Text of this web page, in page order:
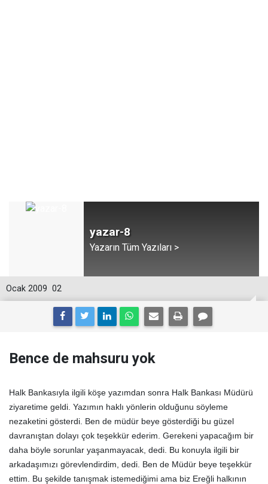
yazar-8
Yazarın Tüm Yazıları >
02
Ocak 2009
Bence de mahsuru yok
Halk Bankasıyla ilgili köşe yazımdan sonra Halk Bankası Müdürü
ziyaretime geldi. Yazımın haklı yönlerin olduğunu söyleme
nezaketini gösterdi. Ben de müdür beye gösterdiği bu güzel
davranıştan dolayı çok teşekkür ederim. Gerekeni yapacağım bir
daha böyle sorunlar yaşanmayacak, dedi. Bu konuyla ilgili bir
arkadaşımızı görevlendirdim, dedi. Ben de Müdür beye teşekkür
ettim. Bu şekilde tanışmak istemediğimi ama biz Ereğli halkının